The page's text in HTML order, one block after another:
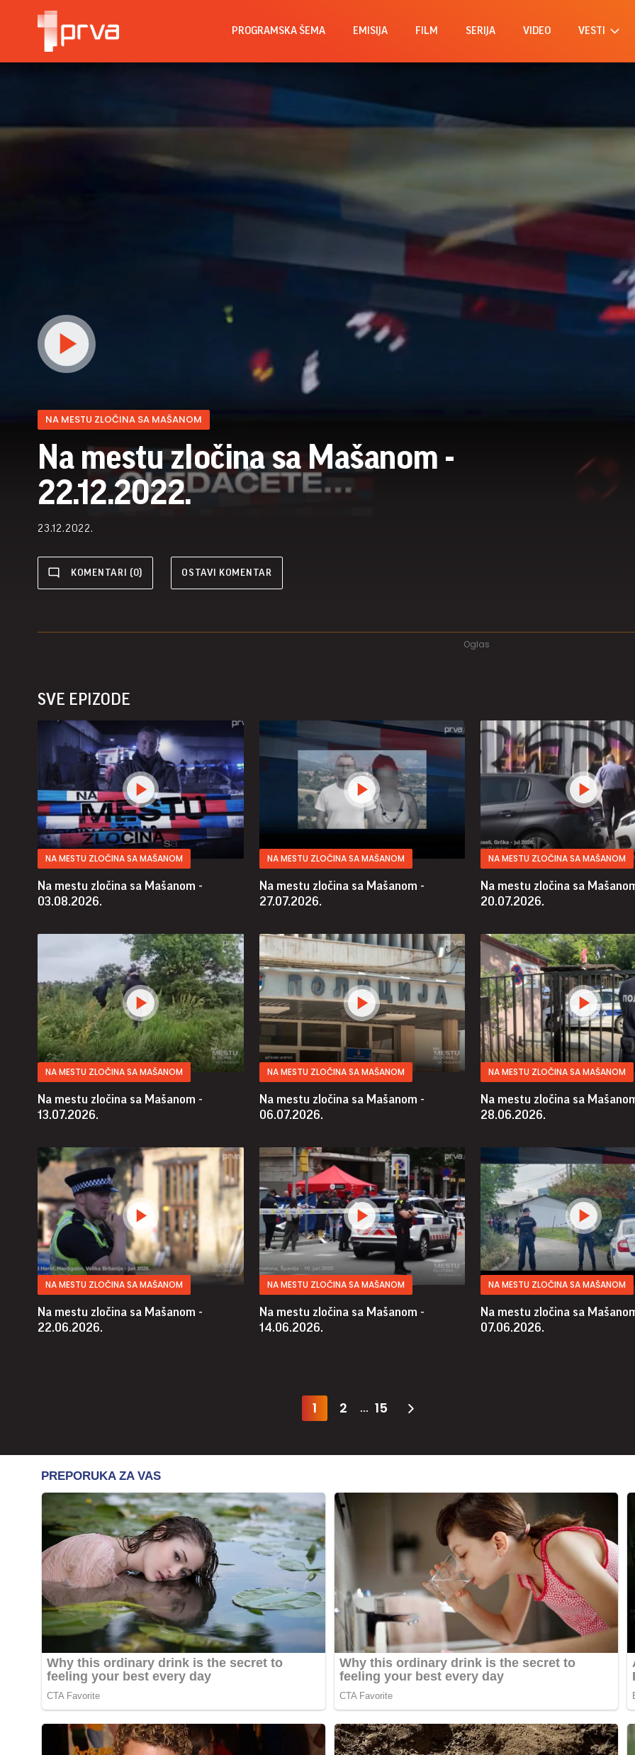
PROGRAMSKA ŠEMA EMISIJA FILM SERIJA VIDEO VESTI
NA MESTU ZLOČINA SA MAŠANOM
Na mestu zločina sa Mašanom -
22.12.2022.
23.12.2022.
KOMENTARI (0) OSTAVI KOMENTAR
SVE EPIZODE
NA MESTU ZLOČINA SA MAŠANOM
Na mestu zločina sa Mašanom -
03.08.2026.
NA MESTU ZLOČINA SA MAŠANOM
Na mestu zločina sa Mašanom -
27.07.2026.
NA MESTU ZLOČINA SA MAŠANOM
Na mestu zločina sa
20.07.2026.
NA MESTU ZLOČINA SA MAŠANOM
Na mestu zločina sa Mašanom -
13.07.2026.
NA MESTU ZLOČINA SA MAŠANOM
Na mestu zločina sa Mašanom -
06.07.2026.
NA MESTU ZLOČINA SA MAŠANOM
Na mestu zločina sa
28.06.2026.
NA MESTU ZLOČINA SA MAŠANOM
Na mestu zločina sa Mašanom -
22.06.2026.
NA MESTU ZLOČINA SA MAŠANOM
Na mestu zločina sa Mašanom -
14.06.2026.
NA MESTU ZLOČINA SA MAŠANOM
Na mestu zločina sa
07.06.2026.
1 2 ... 15